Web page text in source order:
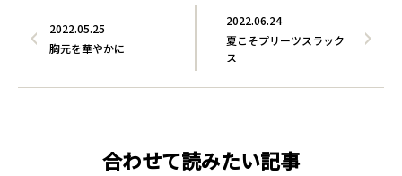
2022.06.24
夏こそプリーツスラック
ス
2022.05.25
胸元を華やかに
合わせて読みたい記事